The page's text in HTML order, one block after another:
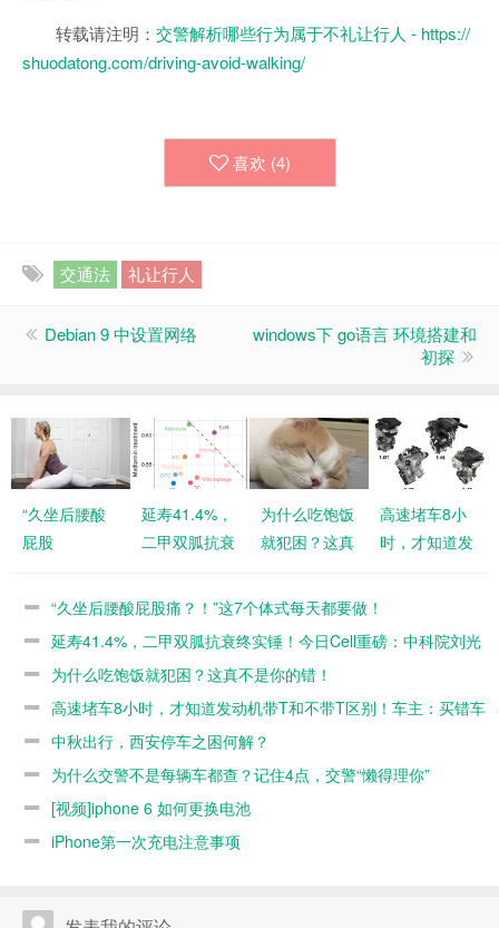
转载请注明： 交警解析哪些行为属于不礼让行人 - https://
shuodatong.com/driving-avoid-walking/
喜欢 (4)
交通法 礼让行人
Debian 9 中设置网络
windows下 go语言 环境搭建和
初探
“久坐后腰酸
屁股
体式每天都要
延寿41.4%，
二甲双胍抗衰
Cell重磅：中
题组发文，原
来大脑才是胍
胍抗衰的关键
为什么吃饱饭
就犯困？这真
高速堵车8小
时，才知道发
“久坐后腰酸屁股痛？！”这7个体式每天都要做！
延寿41.4%，二甲双胍抗衰终实锤！今日Cell重磅：中科院刘光
慧课题组发文，原来大脑才是胍胍抗衰的关键
为什么吃饱饭就犯困？这真不是你的错！
高速堵车8小时，才知道发动机带T和不带T区别！车主：买错车
了 中秋出行，西安停车之困何解？
为什么交警不是每辆车都查？记住4点，交警“懒得理你”
[视频]iphone 6 如何更换电池
iPhone第一次充电注意事项